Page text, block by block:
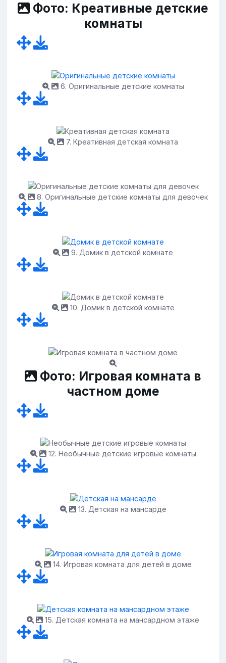
Фото: Креативные детские
комнаты
6. Оригинальные детские комнаты
7. Креативная детская комната
8. Оригинальные детские комнаты для девочек
9. Домик в детской комнате
10. Домик в детской комнате
Фото: Игровая комната в
частном доме
12. Необычные детские игровые комнаты
13. Детская на мансарде
14. Игровая комната для детей в доме
15. Детская комната на мансардном этаже